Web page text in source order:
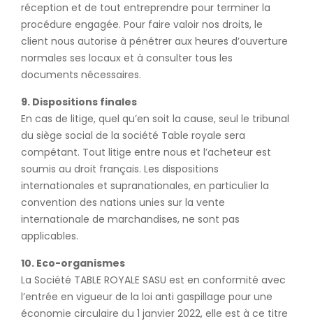
réception et de tout entreprendre pour terminer la
procédure engagée. Pour faire valoir nos droits, le
client nous autorise à pénétrer aux heures d’ouverture
normales ses locaux et à consulter tous les
documents nécessaires.
9. Dispositions finales
En cas de litige, quel qu’en soit la cause, seul le tribunal
du siège social de la société Table royale sera
compétant. Tout litige entre nous et l’acheteur est
soumis au droit français. Les dispositions
internationales et supranationales, en particulier la
convention des nations unies sur la vente
internationale de marchandises, ne sont pas
applicables.
10. Eco-organismes
La Société TABLE ROYALE SASU est en conformité avec
l’entrée en vigueur de la loi anti gaspillage pour une
économie circulaire du 1 janvier 2022, elle est à ce titre